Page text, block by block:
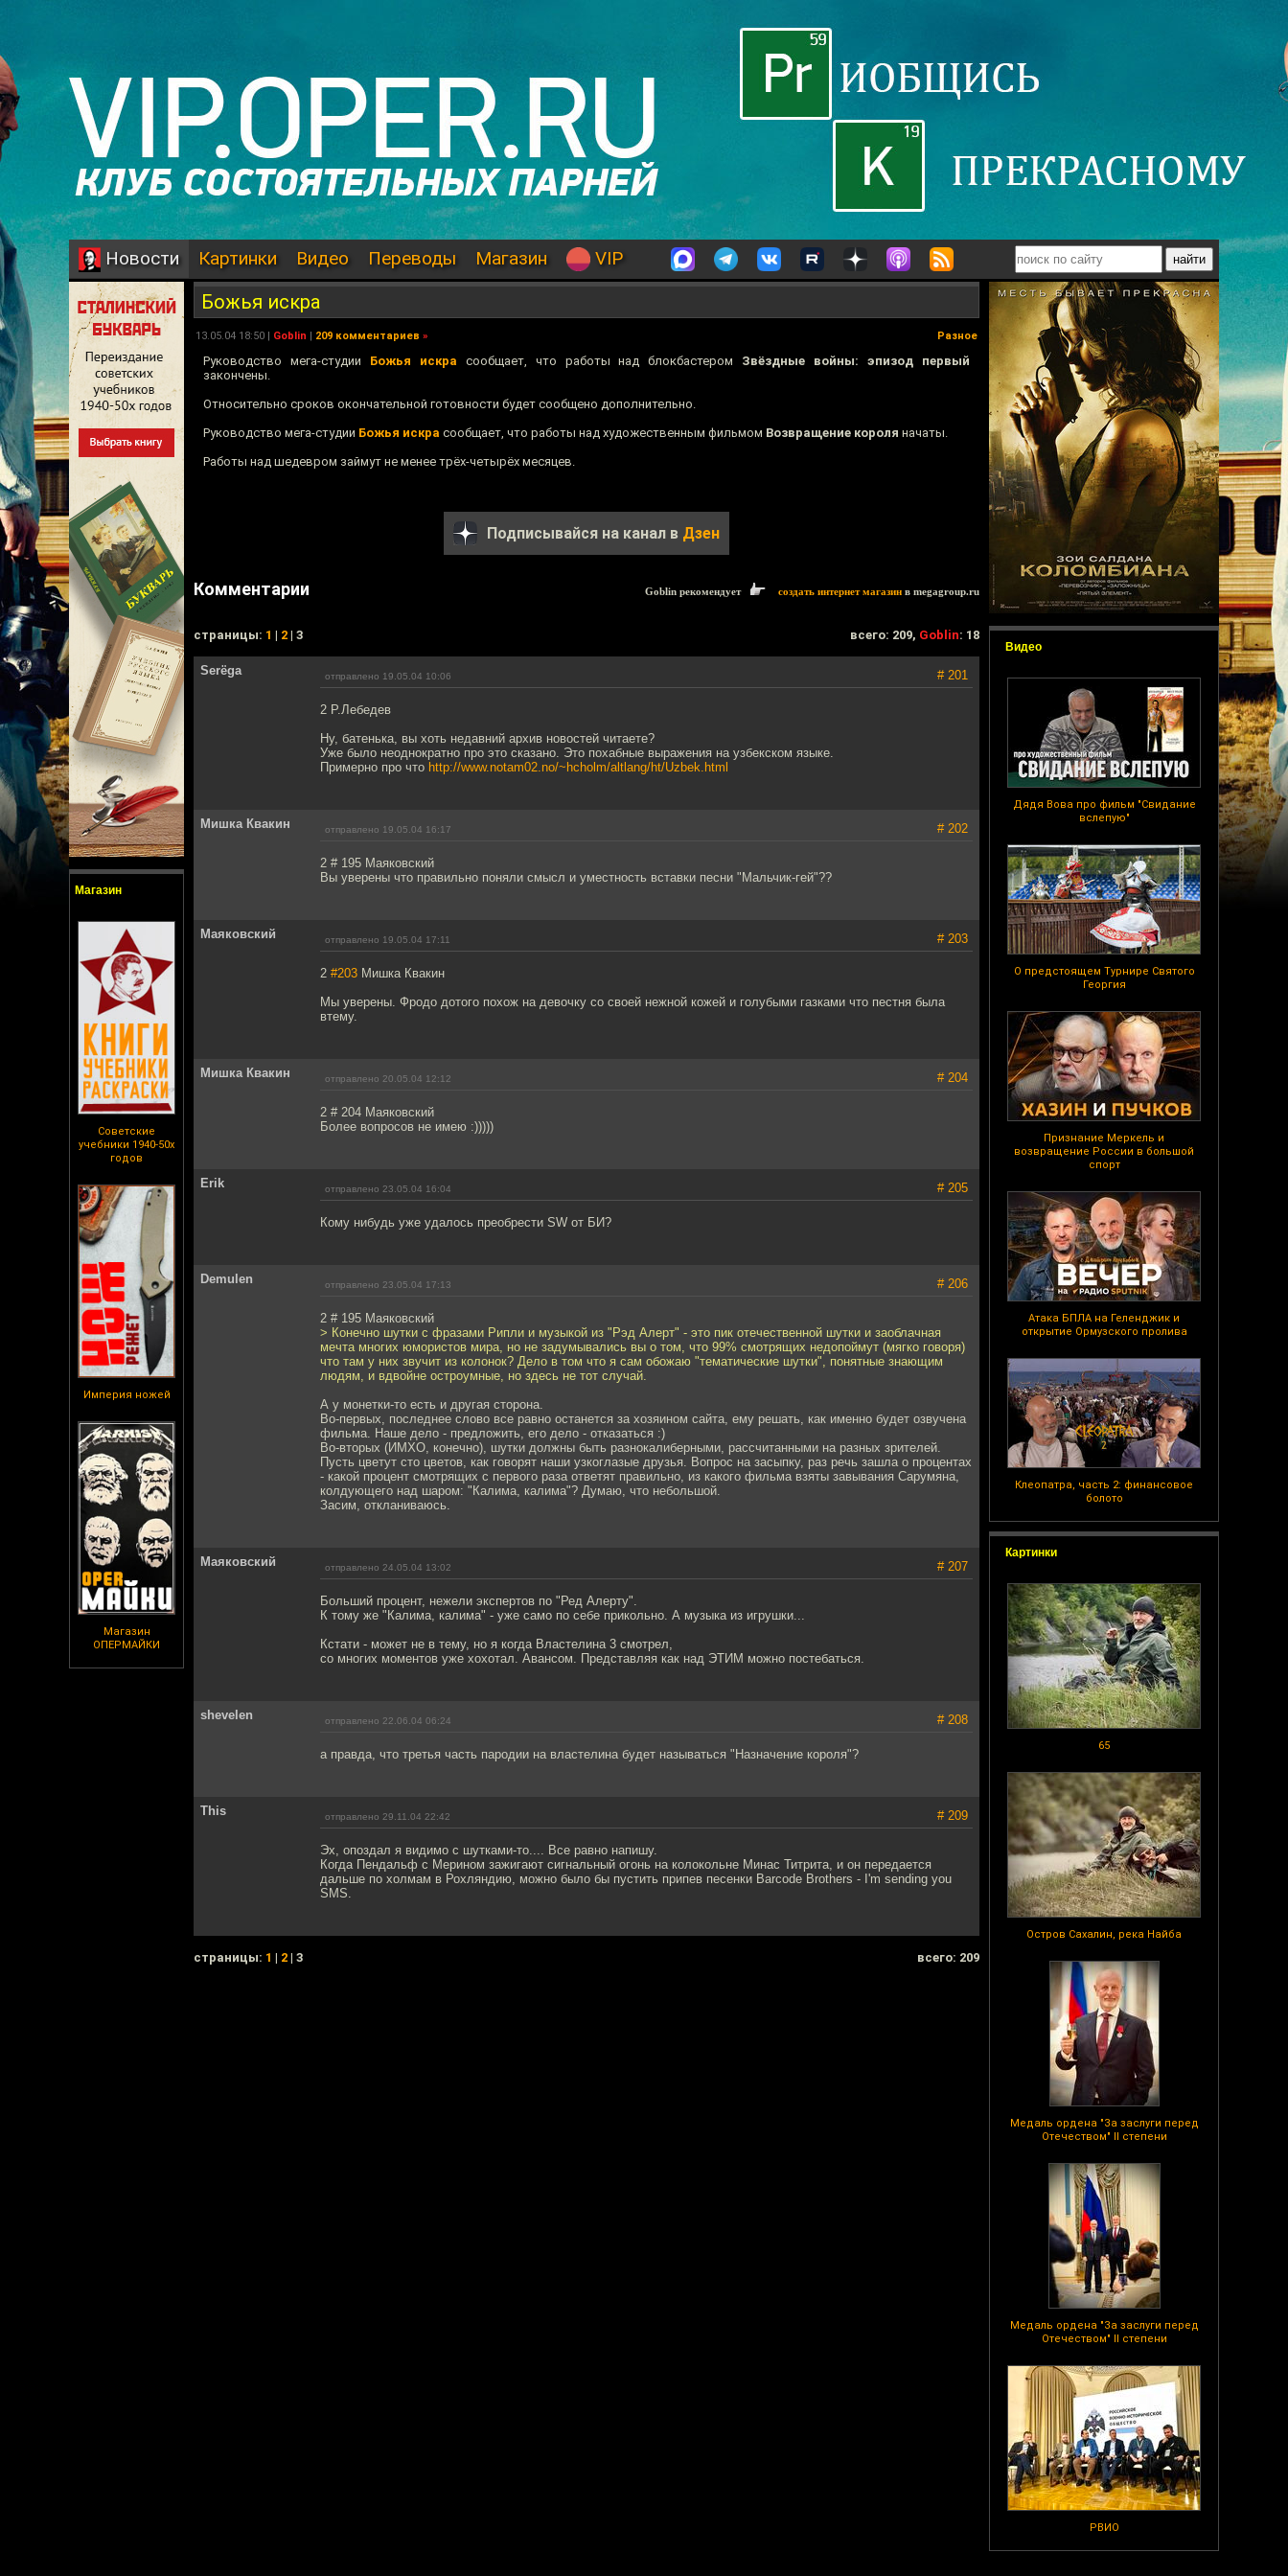
Новости Картинки Видео Переводы Магазин VIP
Магазин
Советские
учебники 1940-50х
годов
Империя ножей
Магазин
ОПЕРМАЙКИ
Видео
Дядя Вова про фильм "Свидание
вслепую"
О предстоящем Турнире Святого
Георгия
Признание Меркель и
возвращение России в большой
спорт
Атака БПЛА на Геленджик и
открытие Ормузского пролива
Клеопатра, часть 2: финансовое
болото
Картинки
65
Остров Сахалин, река Найба
Медаль ордена "За заслуги перед
Отечеством" II степени
Медаль ордена "За заслуги перед
Отечеством" II степени
РВИО
Божья искра
13.05.04 18:50 | Goblin | 209 комментариев » Разное
Руководство мега-студии Божья искра сообщает, что работы над блокбастером Звёздные войны: эпизод первый
закончены.
Относительно сроков окончательной готовности будет сообщено дополнительно.
Руководство мега-студии Божья искра сообщает, что работы над художественным фильмом Возвращение короля начаты.
Работы над шедевром займут не менее трёх-четырёх месяцев.
Подписывайся на канал в Дзен
Комментарии Goblin рекомендует создать интернет магазин в megagroup.ru
cтраницы: 1 | 2 | 3 всего: 209, Goblin: 18
Serёga отправлено 19.05.04 10:06 # 201
2 Р.Лебедев
Ну, батенька, вы хоть недавний архив новостей читаете?
Уже было неоднократно про это сказано. Это похабные выражения на узбекском языке.
Примерно про что http://www.notam02.no/~hcholm/altlang/ht/Uzbek.html
Мишка Квакин отправлено 19.05.04 16:17 # 202
2 # 195 Маяковский
Вы уверены что правильно поняли смысл и уместность вставки песни "Мальчик-гей"??
Маяковский отправлено 19.05.04 17:11 # 203
2 #203 Мишка Квакин
Мы уверены. Фродо дотого похож на девочку со своей нежной кожей и голубыми газками что пестня была
втему.
Мишка Квакин отправлено 20.05.04 12:12 # 204
2 # 204 Маяковский
Более вопросов не имею :)))))
Erik отправлено 23.05.04 16:04 # 205
Кому нибудь уже удалось преобрести SW от БИ?
Demulen отправлено 23.05.04 17:13 # 206
2 # 195 Маяковский
> Конечно шутки с фразами Рипли и музыкой из "Рэд Алерт" - это пик отечественной шутки и заоблачная
мечта многих юмористов мира, но не задумывались вы о том, что 99% смотрящих недопоймут (мягко говоря)
что там у них звучит из колонок? Дело в том что я сам обожаю "тематические шутки", понятные знающим
людям, и вдвойне остроумные, но здесь не тот случай.
А у монетки-то есть и другая сторона.
Во-первых, последнее слово все равно останется за хозяином сайта, ему решать, как именно будет озвучена
фильма. Наше дело - предложить, его дело - отказаться :)
Во-вторых (ИМХО, конечно), шутки должны быть разнокалиберными, рассчитанными на разных зрителей.
Пусть цветут сто цветов, как говорят наши узкоглазые друзья. Вопрос на засыпку, раз речь зашла о процентах
- какой процент смотрящих с первого раза ответят правильно, из какого фильма взяты завывания Сарумяна,
колдующего над шаром: "Калима, калима"? Думаю, что небольшой.
Засим, откланиваюсь.
Маяковский отправлено 24.05.04 13:02 # 207
Больший процент, нежели экспертов по "Ред Алерту".
К тому же "Калима, калима" - уже само по себе прикольно. А музыка из игрушки...
Кстати - может не в тему, но я когда Властелина 3 смотрел,
со многих моментов уже хохотал. Авансом. Представляя как над ЭТИМ можно постебаться.
shevelen отправлено 22.06.04 06:24 # 208
а правда, что третья часть пародии на властелина будет называться "Назначение короля"?
This отправлено 29.11.04 22:42 # 209
Эх, опоздал я видимо с шутками-то.... Все равно напишу.
Когда Пендальф с Мерином зажигают сигнальный огонь на колокольне Минас Титрита, и он передается
дальше по холмам в Рохляндию, можно было бы пустить припев песенки Barcode Brothers - I'm sending you
SMS.
cтраницы: 1 | 2 | 3 всего: 209